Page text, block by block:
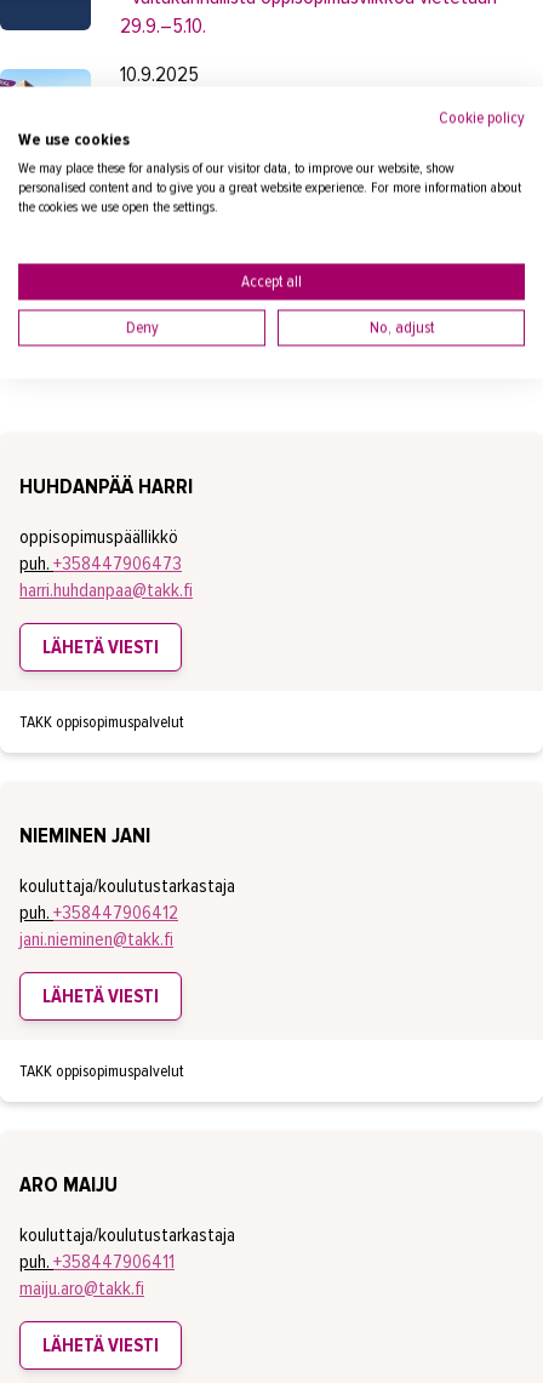
29.9.–5.10.
10.9.2025
tutustumaan alueen rekrytoiviin työnantajiin ja
TAKKin koulutuksiin
Lisätiedot
HUHDANPÄÄ HARRI
oppisopimuspäällikkö
puh. +358447906473
harri.huhdanpaa@takk.fi
LÄHETÄ VIESTI
TAKK oppisopimuspalvelut
NIEMINEN JANI
kouluttaja/koulutustarkastaja
puh. +358447906412
jani.nieminen@takk.fi
LÄHETÄ VIESTI
TAKK oppisopimuspalvelut
ARO MAIJU
kouluttaja/koulutustarkastaja
puh. +358447906411
maiju.aro@takk.fi
LÄHETÄ VIESTI
Cookie policy
We use cookies
We may place these for analysis of our visitor data, to improve our website, show
personalised content and to give you a great website experience. For more information about
the cookies we use open the settings.
Accept all
Deny No, adjust